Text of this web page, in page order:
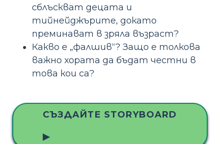
сблъскват децата и
тийнейджърите, докато
преминават в зряла възраст?
Какво е „фалшив“? Защо е толкова
важно хората да бъдат честни в
това кои са?
СЪЗДАЙТЕ STORYBOARD
▶